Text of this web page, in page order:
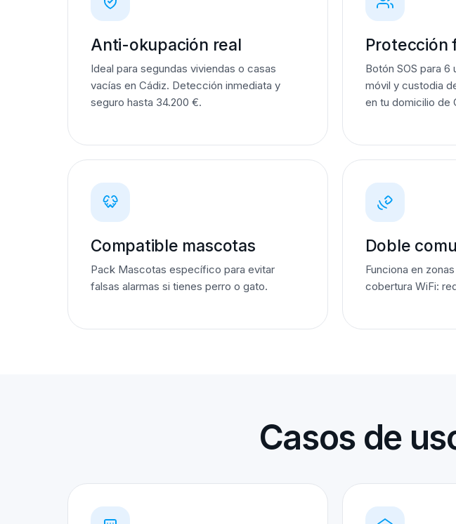
Anti-okupación real
Ideal para segundas viviendas o casas
vacías en Cádiz. Detección inmediata y
seguro hasta 34.200 €.
Protección
Botón SOS para
móvil y custodia
en tu domicilio de
Compatible mascotas
Pack Mascotas específico para evitar
falsas alarmas si tienes perro o gato.
Doble
Funciona en
cobertura WiFi:
Casos de